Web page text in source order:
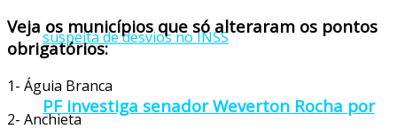
PF investiga senador Weverton Rocha por
Veja os municípios que só alteraram os pontos
obrigatórios:
1- Águia Branca
2- Anchieta